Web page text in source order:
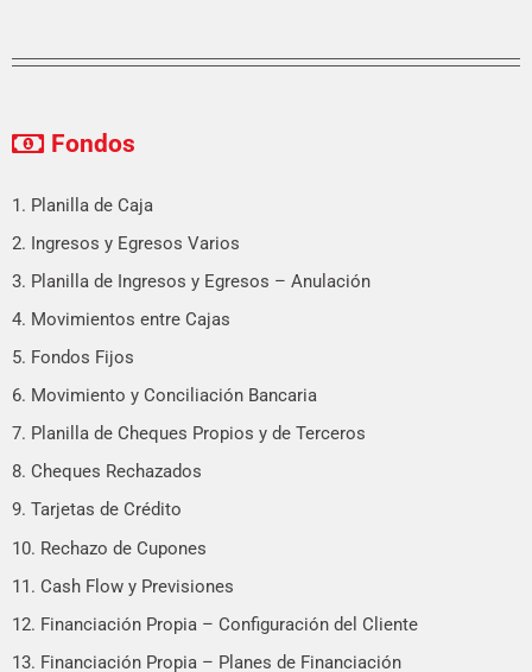
Fondos
1. Planilla de Caja
2. Ingresos y Egresos Varios
3. Planilla de Ingresos y Egresos – Anulación
4. Movimientos entre Cajas
5. Fondos Fijos
6. Movimiento y Conciliación Bancaria
7. Planilla de Cheques Propios y de Terceros
8. Cheques Rechazados
9. Tarjetas de Crédito
10. Rechazo de Cupones
11. Cash Flow y Previsiones
12. Financiación Propia – Configuración del Cliente
13. Financiación Propia – Planes de Financiación